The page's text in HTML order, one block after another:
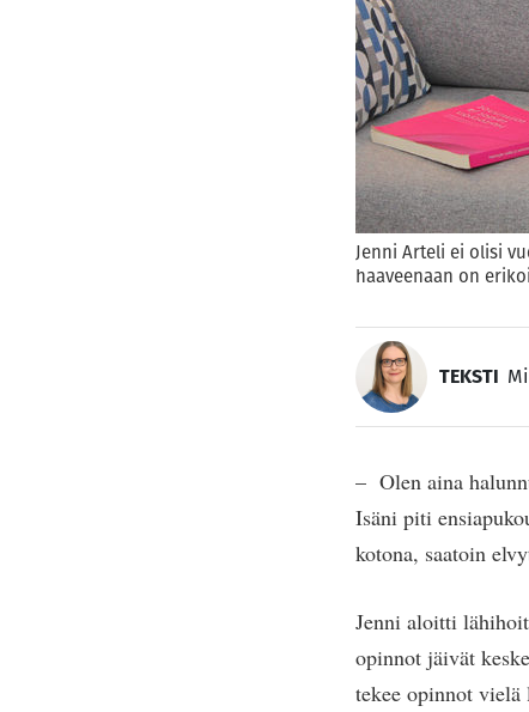
Jenni Arteli ei olisi
haaveenaan on
TEKSTI
– Olen aina
Isäni piti
kotona, saatoin
Jenni aloitti
opinnot jäivät
tekee opinnot